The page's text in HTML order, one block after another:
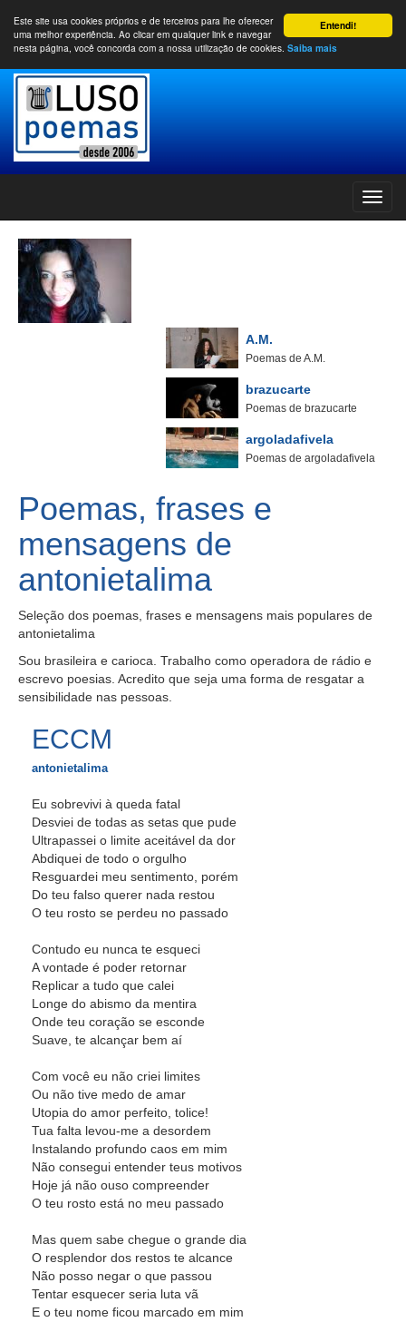
Entendi!
Este site usa cookies próprios e de terceiros para lhe oferecer
uma melhor experiência. Ao clicar em qualquer link e navegar
nesta página, você concorda com a nossa utilização de cookies. Saiba mais
A.M.
Poemas de A.M.
brazucarte
Poemas de brazucarte
argoladafivela
Poemas de argoladafivela
Poemas, frases e
mensagens de
antonietalima
Seleção dos poemas, frases e mensagens mais populares de
antonietalima
Sou brasileira e carioca. Trabalho como operadora de rádio e
escrevo poesias. Acredito que seja uma forma de resgatar a
sensibilidade nas pessoas.
ECCM
antonietalima
Eu sobrevivi à queda fatal
Desviei de todas as setas que pude
Ultrapassei o limite aceitável da dor
Abdiquei de todo o orgulho
Resguardei meu sentimento, porém
Do teu falso querer nada restou
O teu rosto se perdeu no passado
Contudo eu nunca te esqueci
A vontade é poder retornar
Replicar a tudo que calei
Longe do abismo da mentira
Onde teu coração se esconde
Suave, te alcançar bem aí
Com você eu não criei limites
Ou não tive medo de amar
Utopia do amor perfeito, tolice!
Tua falta levou-me a desordem
Instalando profundo caos em mim
Não consegui entender teus motivos
Hoje já não ouso compreender
O teu rosto está no meu passado
Mas quem sabe chegue o grande dia
O resplendor dos restos te alcance
Não posso negar o que passou
Tentar esquecer seria luta vã
E o teu nome ficou marcado em mim